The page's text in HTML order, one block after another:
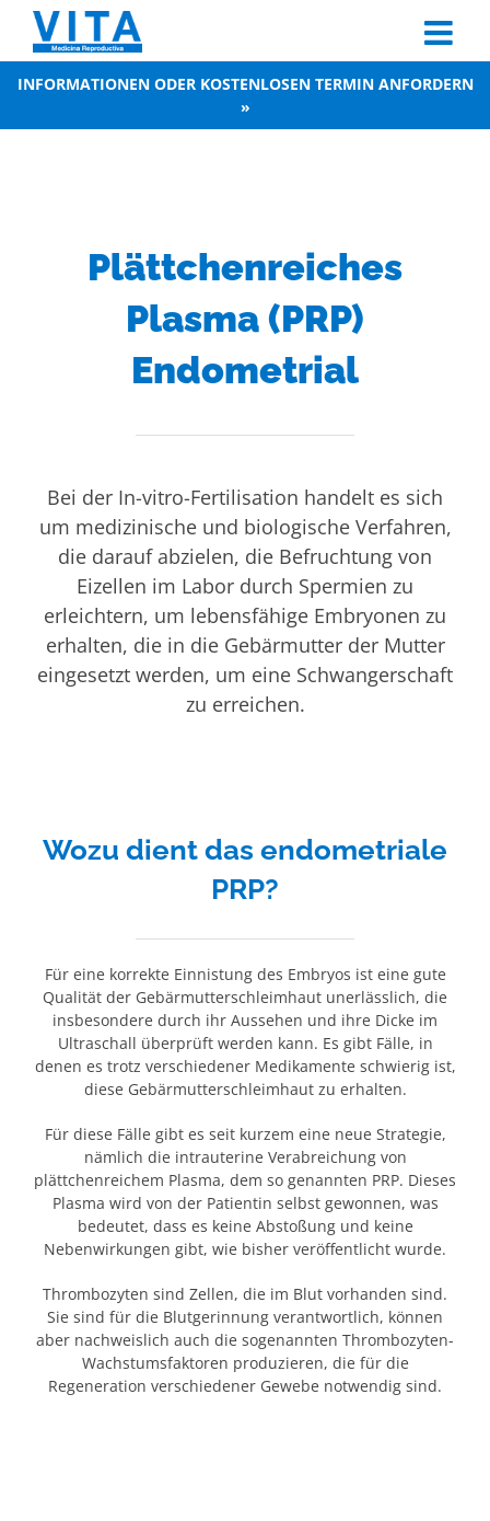
content
INFORMATIONEN ODER KOSTENLOSEN TERMIN ANFORDERN
»
Plättchenreiches
Plasma (PRP)
Endometrial
Bei der In-vitro-Fertilisation handelt es sich
um medizinische und biologische Verfahren,
die darauf abzielen, die Befruchtung von
Eizellen im Labor durch Spermien zu
erleichtern, um lebensfähige Embryonen zu
erhalten, die in die Gebärmutter der Mutter
eingesetzt werden, um eine Schwangerschaft
zu erreichen.
Wozu dient das endometriale
PRP?
Für eine korrekte Einnistung des Embryos ist eine gute
Qualität der Gebärmutterschleimhaut unerlässlich, die
insbesondere durch ihr Aussehen und ihre Dicke im
Ultraschall überprüft werden kann. Es gibt Fälle, in
denen es trotz verschiedener Medikamente schwierig ist,
diese Gebärmutterschleimhaut zu erhalten.
Für diese Fälle gibt es seit kurzem eine neue Strategie,
nämlich die intrauterine Verabreichung von
plättchenreichem Plasma, dem so genannten PRP. Dieses
Plasma wird von der Patientin selbst gewonnen, was
bedeutet, dass es keine Abstoßung und keine
Nebenwirkungen gibt, wie bisher veröffentlicht wurde.
Thrombozyten sind Zellen, die im Blut vorhanden sind.
Sie sind für die Blutgerinnung verantwortlich, können
aber nachweislich auch die sogenannten Thrombozyten-
Wachstumsfaktoren produzieren, die für die
Regeneration verschiedener Gewebe notwendig sind.